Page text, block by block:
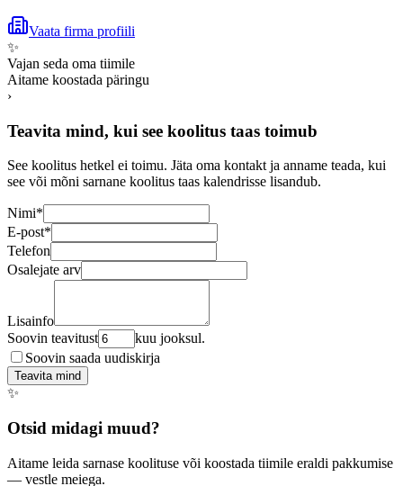
Vaata firma profiili
✨
Vajan seda oma tiimile
Aitame koostada päringu
›
Teavita mind, kui see koolitus taas toimub
See koolitus hetkel ei toimu. Jäta oma kontakt ja anname teada, kui
see või mõni sarnane koolitus taas kalendrisse lisandub.
Nimi*
E-post*
Telefon
Osalejate arv
Lisainfo
Soovin teavitust
kuu jooksul.
Soovin saada uudiskirja
Teavita mind
✨
Otsid midagi muud?
Aitame leida sarnase koolituse või koostada tiimile eraldi pakkumise
— vestle meiega.